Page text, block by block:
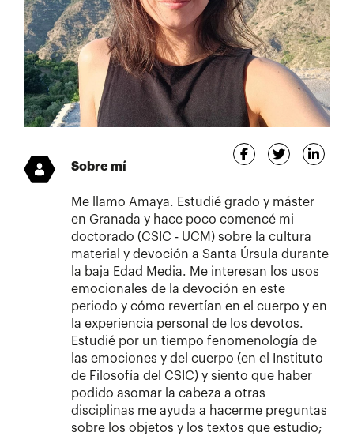
Sobre mí
Me llamo Amaya. Estudié grado y máster
en Granada y hace poco comencé mi
doctorado (CSIC - UCM) sobre la cultura
material y devoción a Santa Úrsula durante
la baja Edad Media. Me interesan los usos
emocionales de la devoción en este
periodo y cómo revertían en el cuerpo y en
la experiencia personal de los devotos.
Estudié por un tiempo fenomenología de
las emociones y del cuerpo (en el Instituto
de Filosofía del CSIC) y siento que haber
podido asomar la cabeza a otras
disciplinas me ayuda a hacerme preguntas
sobre los objetos y los textos que estudio;